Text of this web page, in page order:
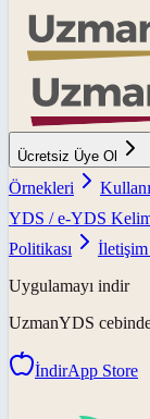
Ücretsiz Üye Ol
Örnekleri
YDS / e-YDS
Politikası
Uygulamayı indir
UzmanYDS
İndirApp Store